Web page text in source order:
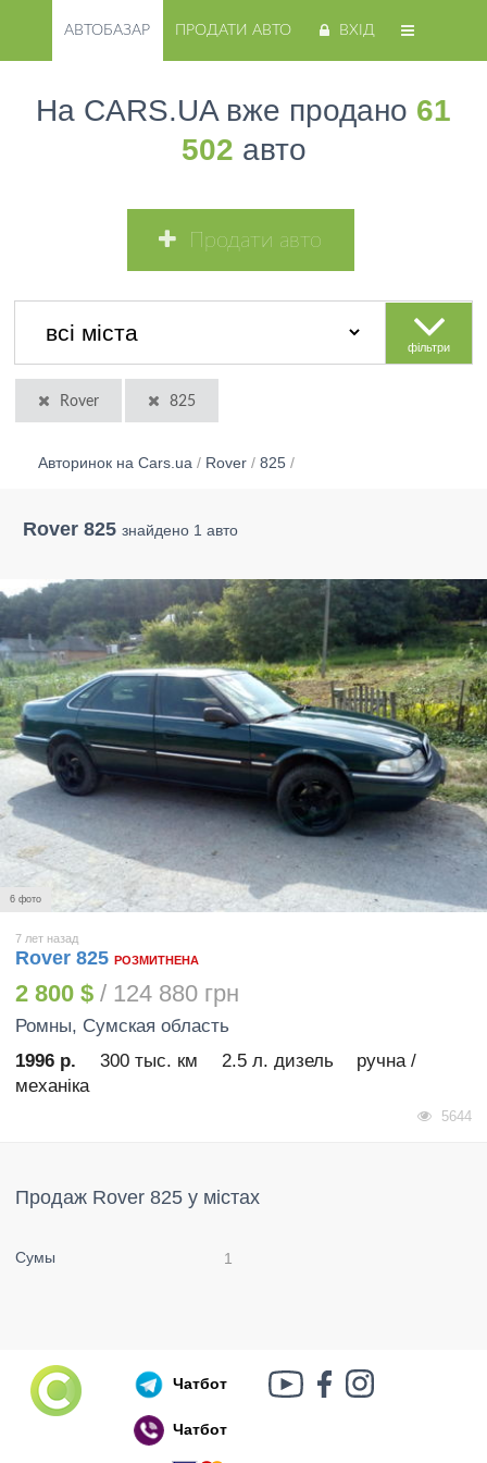
Російський воєнний корабель, іди нах..й!
АВТОБАЗАР ПРОДАТИ АВТО ВХІД
На CARS.UA вже продано 61
502 авто
Продати авто
фільтри
Rover 825
Авторинок на Cars.ua / Rover / 825 /
Rover 825 знайдено 1 авто
6 фото
7 лет назад
Rover 825 РОЗМИТНЕНА
2 800 $ / 124 880 грн
Ромны, Сумская область
1996 р.
300 тыс. км 2.5 л. дизель
ручна /
механіка
5644
Продаж Rover 825 у містах
Сумы 1
Чатбот
Чатбот